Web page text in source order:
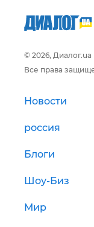
© 2026, Диалог.ua
Все права
Новости
россия
Блоги
Шоу-Биз
Мир